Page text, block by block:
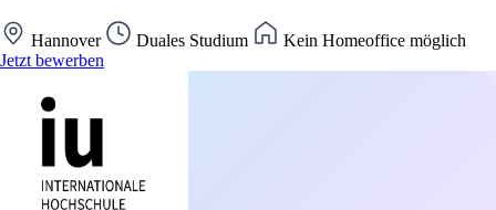
Hannover Duales Studium
Kein Homeoffice möglich
Jetzt bewerben